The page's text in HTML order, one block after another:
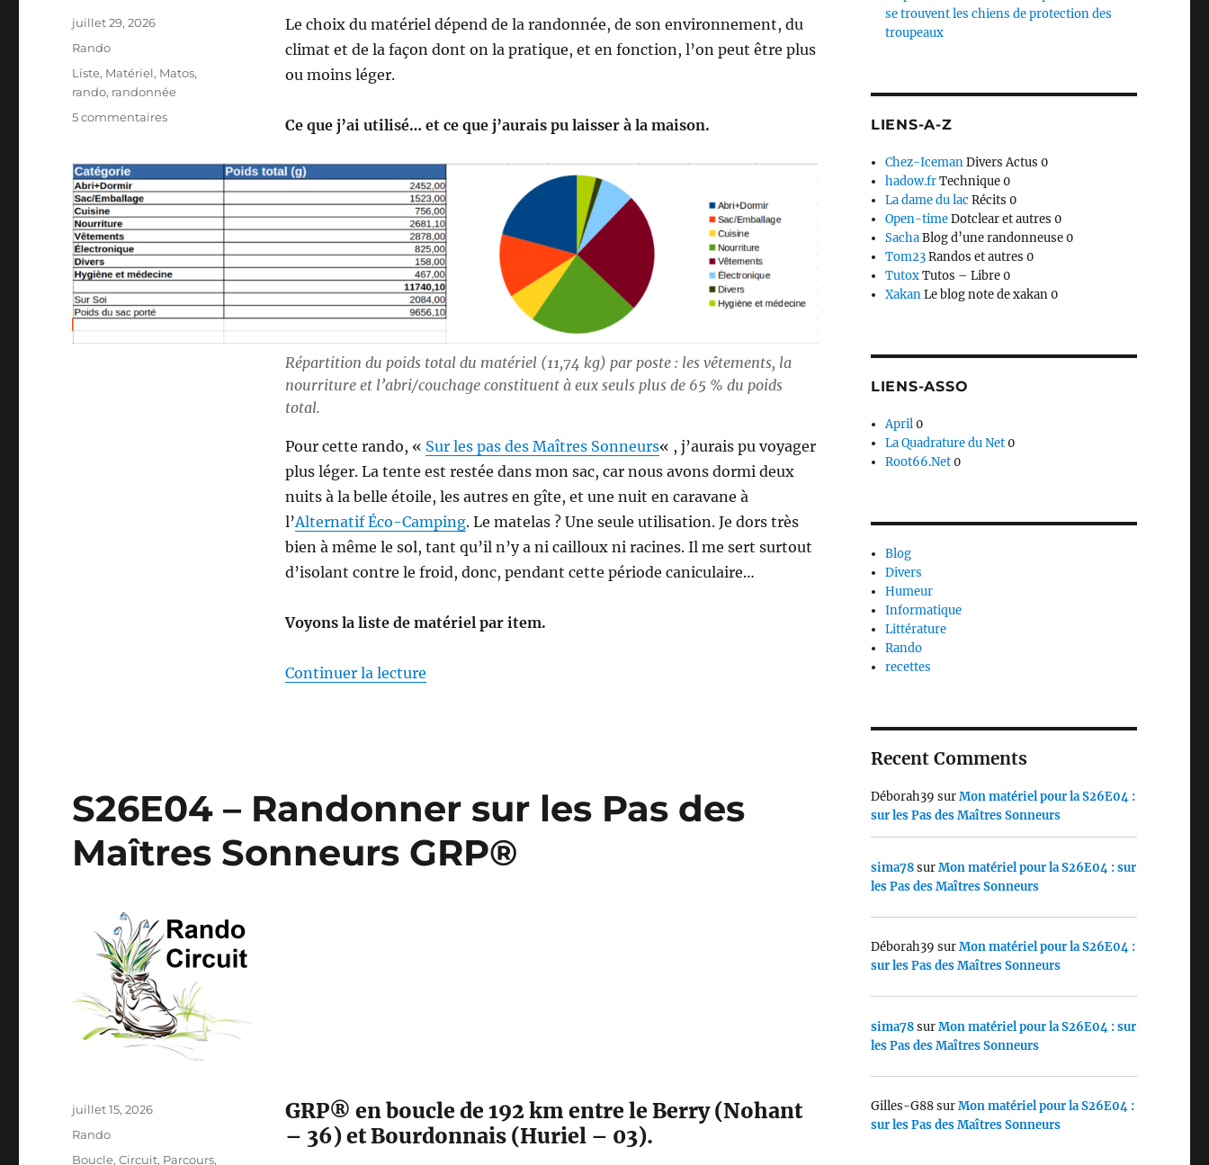
Le choix du matériel dépend de la randonnée, de son environnement, du
climat et de la façon dont on la pratique, et en fonction, l’on peut être plus
ou moins léger.
Ce que j’ai utilisé… et ce que j’aurais pu laisser à la maison.
Répartition du poids total du matériel (11,74 kg) par poste : les vêtements, la
nourriture et l’abri/couchage constituent à eux seuls plus de 65 % du poids
total.
Pour cette rando, « Sur les pas des Maîtres Sonneurs« , j’aurais pu voyager
plus léger. La tente est restée dans mon sac, car nous avons dormi deux
nuits à la belle étoile, les autres en gîte, et une nuit en caravane à
l’Alternatif Éco-Camping. Le matelas ? Une seule utilisation. Je dors très
bien à même le sol, tant qu’il n’y a ni cailloux ni racines. Il me sert surtout
d’isolant contre le froid, donc, pendant cette période caniculaire…
Voyons la liste de matériel par item.
Continuer la lecturede « Mon matériel pour la S26E04 : sur les Pas des Maîtres Sonneurs »
Publié
juillet 29, 2026
Catégories
Rando
Étiquettes
Liste, Matériel, Matos,
rando, randonnée
5 commentairessur
la
:
les
Pas
des
Maîtres
Sonneurs
S26E04 – Randonner sur les Pas des
Maîtres Sonneurs GRP®
GRP® en boucle de 192 km entre le Berry (Nohant
– 36) et Bourdonnais (Huriel – 03).
Publié
juillet 15, 2026
Catégories
Rando
Étiquettes
Boucle,Circuit, Parcours,
se trouvent les chiens de protection des
troupeaux
LIENS-A-Z
Chez-IcemanDivers Actus 0
hadow.frTechnique 0
La dame du lac Récits 0
Open-timeDotclear et autres 0
SachaBlog d’une randonneuse 0
Tom23Randos et autres 0
TutoxTutos – Libre 0
XakanLe blog note de xakan 0
LIENS-ASSO
April0
La Quadrature du Net0
Root66.Net0
Blog
Divers
Humeur
Informatique
Littérature
Rando
recettes
Recent Comments
Déborah39 surMon matériel pour la S26E04 :
sur les Pas des Maîtres Sonneurs
sima78surMon matériel pour la S26E04 : sur
les Pas des Maîtres Sonneurs
Déborah39 surMon matériel pour la S26E04 :
sur les Pas des Maîtres Sonneurs
sima78surMon matériel pour la S26E04 : sur
les Pas des Maîtres Sonneurs
Gilles-G88surMon matériel pour la S26E04 :
sur les Pas des Maîtres Sonneurs